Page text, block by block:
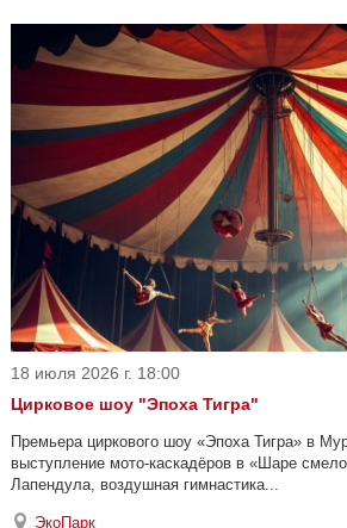
18 июля 2026 г. 18:00
Цирковое шоу "Эпоха Тигра"
Премьера циркового шоу «Эпоха Тигра» в
выступление мото-каскадёров в «Шаре
Лапендула, воздушная гимнастика...
ЭкоПарк